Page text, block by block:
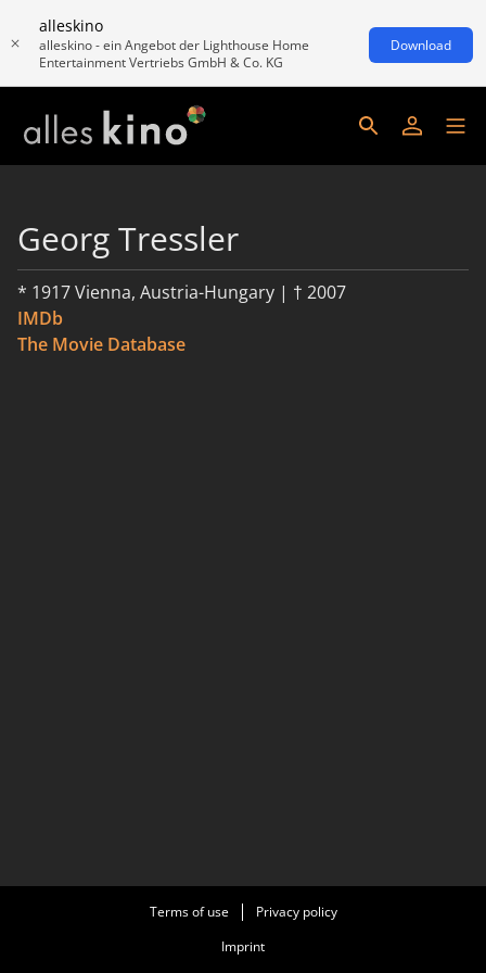
alleskino
alleskino - ein Angebot der Lighthouse Home
Entertainment Vertriebs GmbH & Co. KG
Download
Georg Tressler
* 1917 Vienna, Austria-Hungary | † 2007
IMDb
The Movie Database
Terms of use
Privacy policy
Imprint